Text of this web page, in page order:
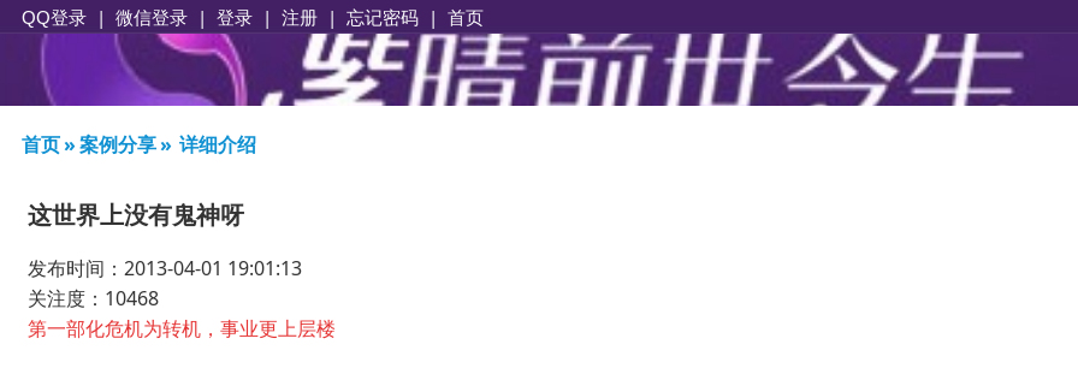
QQ登录 | 微信登录 | 登录 | 注册 | 忘记密码 | 首页
首页»案例分享» 详细介绍
这世界上没有鬼神呀
发布时间：2013-04-01 19:01:13
关注度：10468
第一部化危机为转机，事业更上层楼